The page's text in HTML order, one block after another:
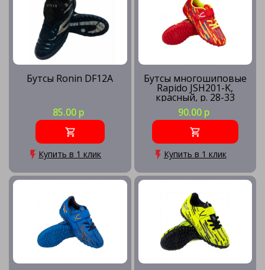
Бутсы Ronin DF12A
85.00 р
Купить в 1 клик
Бутсы многошиповые
Rapido JSH201-K,
красный, р. 28-33
90.00 р
Купить в 1 клик